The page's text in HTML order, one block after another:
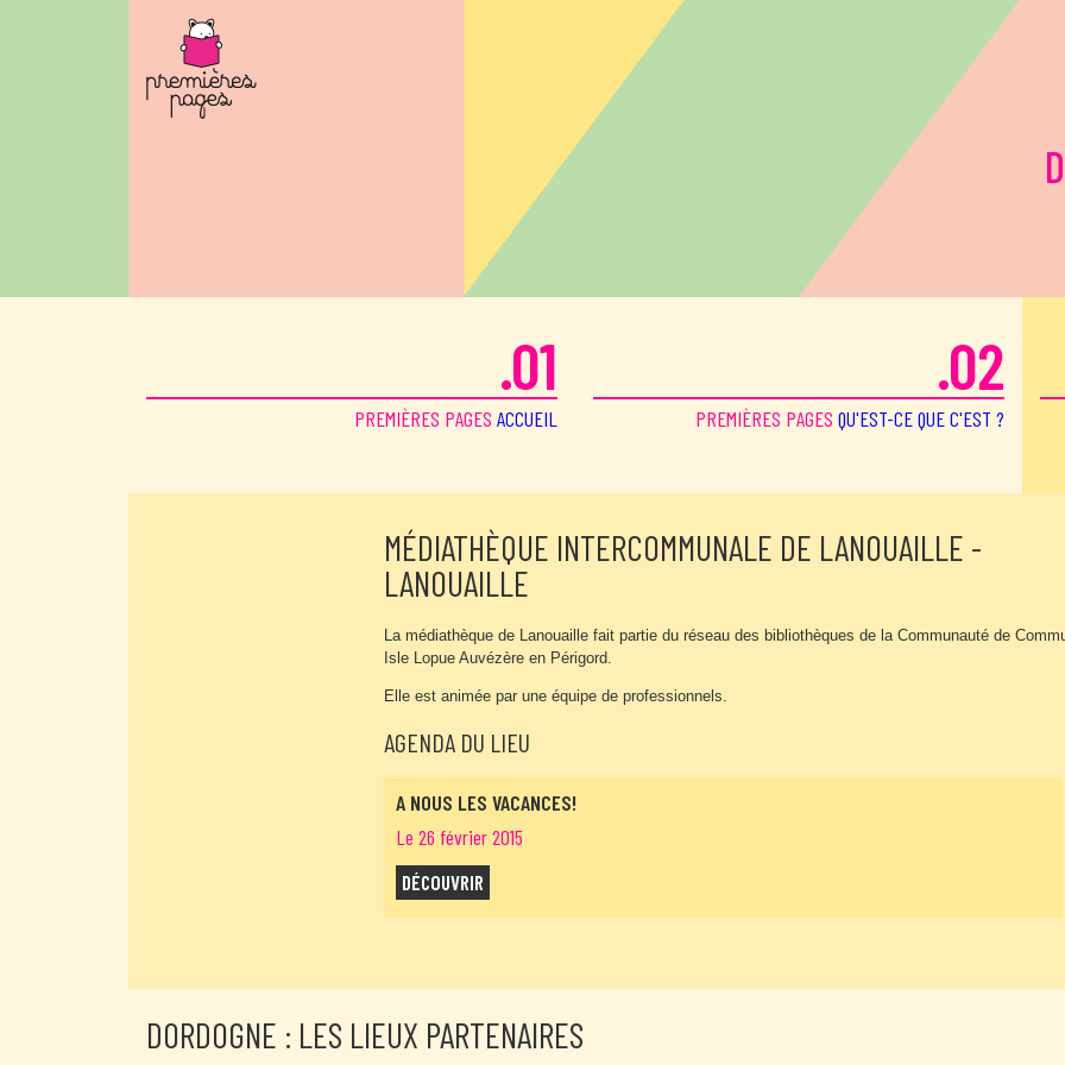
.01
PREMIÈRES PAGES ACCUEIL
.02
PREMIÈRES PAGES QU'EST-CE QUE C'EST ?
MÉDIATHÈQUE INTERCOMMUNALE DE LANOUAILLE -
LANOUAILLE
La médiathèque de Lanouaille fait partie du réseau des bibliothèques de la Communauté de
Isle Lopue Auvézère en Périgord.
Elle est animée par une équipe de professionnels.
AGENDA DU LIEU
A NOUS LES VACANCES!
Le 26 février 2015
DÉCOUVRIR
DORDOGNE : LES LIEUX PARTENAIRES